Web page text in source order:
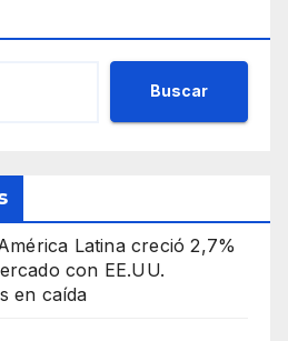
Buscar
Latina creció 2,7%
con EE.UU.
en caída